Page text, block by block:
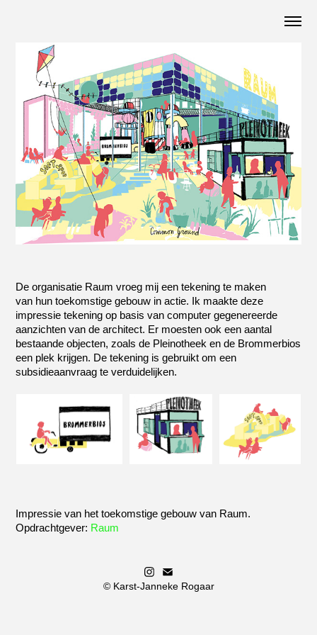
De organisatie Raum vroeg mij een tekening te maken
van hun toekomstige gebouw in actie. Ik maakte deze
impressie tekening op basis van computer gegenereerde
aanzichten van de architect. Er moesten ook een aantal
bestaande objecten, zoals de Pleinotheek en de Brommerbios
een plek krijgen. De tekening is gebruikt om een
subsidieaanvraag te verduidelijken.
Impressie van het toekomstige gebouw van Raum.
Opdrachtgever: Raum
© Karst-Janneke Rogaar